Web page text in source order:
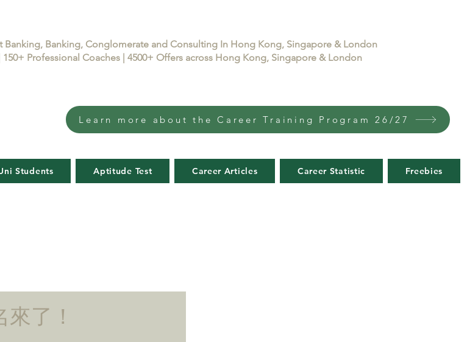
Banking, Conglomerate and Consulting In Hong Kong, Singapore & London
150+ Professional Coaches | 4500+ Offers across Hong Kong, Singapore & London
Learn more about the Career Training Program 26/27
Students Aptitude Test Career Articles Career Statistic Freebies
了！